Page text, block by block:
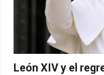
León XIV y el